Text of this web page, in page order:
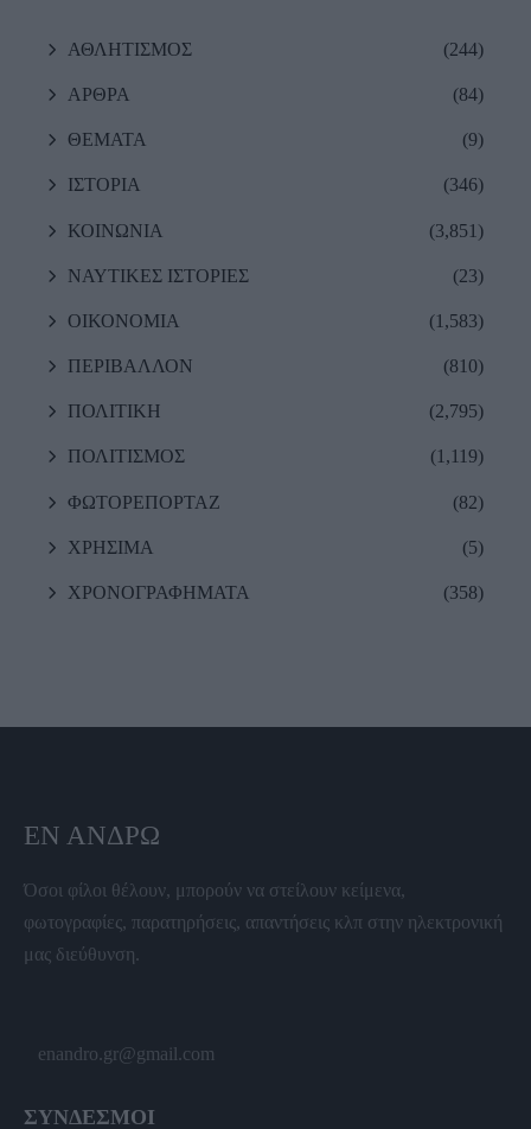
ΑΘΛΗΤΙΣΜΟΣ (244)
ΑΡΘΡΑ (84)
ΘΕΜΑΤΑ (9)
ΙΣΤΟΡΙΑ (346)
ΚΟΙΝΩΝΙΑ (3,851)
ΝΑΥΤΙΚΕΣ ΙΣΤΟΡΙΕΣ (23)
ΟΙΚΟΝΟΜΙΑ (1,583)
ΠΕΡΙΒΑΛΛΟΝ (810)
ΠΟΛΙΤΙΚΗ (2,795)
ΠΟΛΙΤΙΣΜΟΣ (1,119)
ΦΩΤΟΡΕΠΟΡΤΑΖ (82)
ΧΡΗΣΙΜΑ (5)
ΧΡΟΝΟΓΡΑΦΗΜΑΤΑ (358)
ΕΝ ΆΝΔΡΩ
Όσοι φίλοι θέλουν, μπορούν να στείλουν κείμενα,
φωτογραφίες, παρατηρήσεις, απαντήσεις κλπ στην ηλεκτρονική
μας διεύθυνση.
enandro.gr@gmail.com
ΣΥΝΔΕΣΜΟΙ